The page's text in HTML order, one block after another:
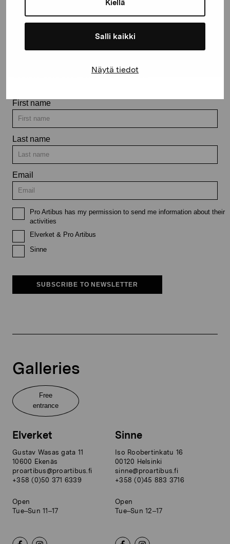
Kiellä
Salli kaikki
Näytä tiedot
exhibitions and events
First name
Last name
Email
Pro Artibus has my permission to send me information about their
activities
Elverket & Pro Artibus
Sinne
SUBSCRIBE TO NEWSLETTER
Galleries
Free
entrance
Elverket
Gustav Wasas gata 11
10600 Ekenäs
proartibus@proartibus.fi
+358 (0)50 371 6339
Open
Tue–Sun 11–17
Sinne
Iso Roobertinkatu 16
00120 Helsinki
sinne@proartibus.fi
+358 (0)45 883 3716
Open
Tue–Sun 12–17